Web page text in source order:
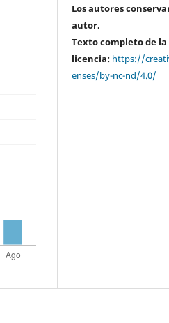
Los autores
autor.
Texto completo de la
licencia: https://
enses/by-nc-nd/4.0/